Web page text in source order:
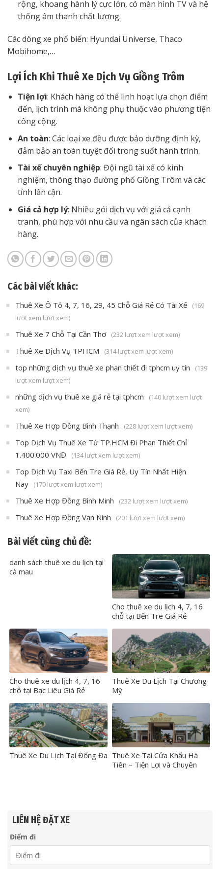
rộng, khoang hành lý cực lớn, có màn hình TV và hệ
thống âm thanh chất lượng.
Các dòng xe phổ biến: Hyundai Universe, Thaco
Mobihome,…
Lợi Ích Khi Thuê Xe Dịch Vụ Giồng Trôm
Tiện lợi: Khách hàng có thể linh hoạt lựa chọn điểm
đến, lịch trình mà không phụ thuộc vào phương tiện
công cộng.
An toàn: Các loại xe đều được bảo dưỡng định kỳ,
đảm bảo an toàn tuyệt đối trong suốt hành trình.
Tài xế chuyên nghiệp: Đội ngũ tài xế có kinh
nghiệm, thông thạo đường phố Giồng Trôm và các
tỉnh lân cận.
Giá cả hợp lý: Nhiều gói dịch vụ với giá cả cạnh
tranh, phù hợp với nhu cầu và ngân sách của khách
hàng.
Các bài viết khác:
Thuê Xe Ô Tô 4, 7, 16, 29, 45 Chỗ Giá Rẻ Có Tài Xế
(169
lượt xem lượt xem)
Thuê Xe 7 Chỗ Tại Cần Thơ (232 lượt xem lượt xem)
Thuê Xe Dịch Vụ TPHCM (314 lượt xem lượt xem)
top những dịch vụ thuê xe phan thiết đi tphcm uy tín
(139
lượt xem lượt xem)
những dịch vụ thuê xe giá rẻ tại tphcm
(140 lượt xem lượt
xem)
Thuê Xe Hợp Đồng Bình Thạnh (228 lượt xem lượt xem)
Top Dịch Vụ Thuê Xe Từ TP.HCM Đi Phan Thiết Chỉ
1.400.000 VNĐ
(134 lượt xem lượt xem)
Top Dịch Vụ Taxi Bến Tre Giá Rẻ, Uy Tín Nhất Hiện
Nay
(170 lượt xem lượt xem)
Thuê Xe Hợp Đồng Bình Minh (232 lượt xem lượt xem)
Thuê Xe Hợp Đồng Vạn Ninh (201 lượt xem lượt xem)
Bài viết cùng chủ đề:
danh sách thuê xe du lịch tại
cà mau
Cho thuê xe du lịch 4, 7, 16
chỗ tại Bến Tre Giá Rẻ
Cho thuê xe du lịch 4, 7, 16
chỗ tại Bạc Liêu Giá Rẻ
Thuê Xe Du Lịch Tại Chương
Mỹ
Thuê Xe Du Lịch Tại Đống Đa Thuê Xe Tại Cửa Khẩu Hà
Tiên – Tiện Lợi và Chuyên
LIÊN HỆ ĐẶT XE
Điểm đi